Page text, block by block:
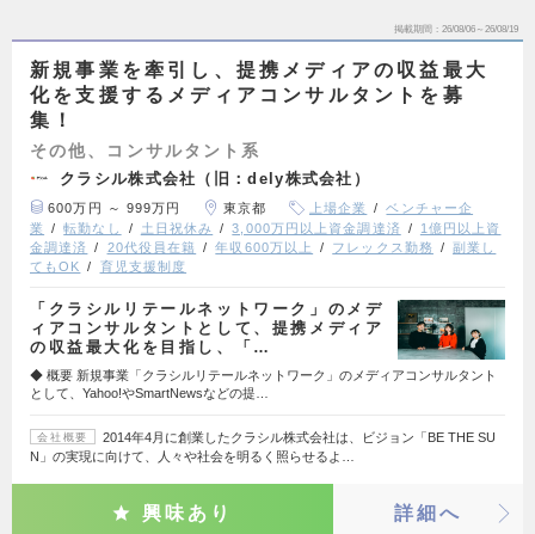
掲載期間 26/08/06～26/08/19
新規事業を牽引し、提携メディアの収益最大
化を支援するメディアコンサルタントを募
集！
その他、コンサルタント系
クラシル株式会社（旧：dely株式会社）
600万円 ～ 999万円 東京都 上場企業
ベンチャー企
業
転勤なし 土日祝休み 3,000万円以上資金調達済
1億円以上資
金調達済
20代役員在籍 年収600万以上 フレックス勤務
副業し
てもOK
育児支援制度
「クラシルリテールネットワーク」のメデ
ィアコンサルタントとして、提携メディア
の収益最大化を目指し、「…
◆ 概要 新規事業「クラシルリテールネットワーク」のメディアコンサルタント
として、Yahoo!やSmartNewsなどの提…
会社概要
2014年4月に創業したクラシル株式会社は、ビジョン「BE THE SU
N」の実現に向けて、人々や社会を明るく照らせるよ…
興味あり 詳細へ